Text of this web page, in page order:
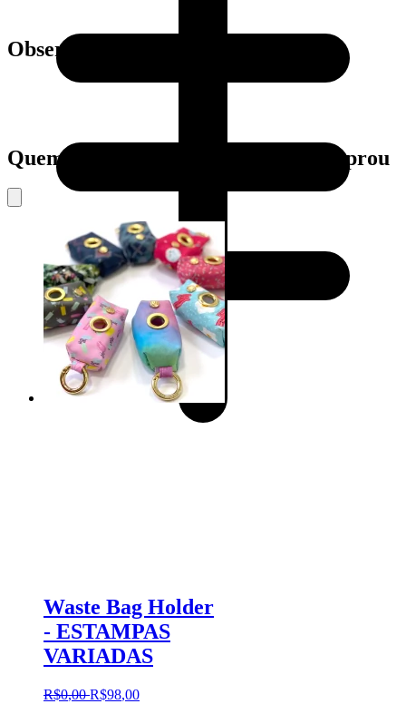
Observação
Quem viu este produto também comprou
Waste Bag Holder
- ESTAMPAS
VARIADAS
R$0,00 R$98,00